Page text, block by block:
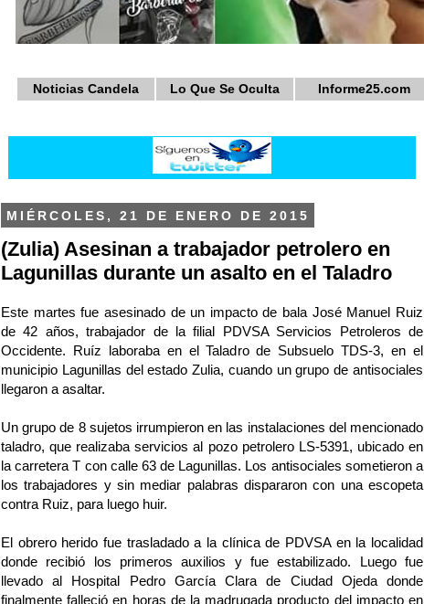
Noticias Candela Lo Que Se Oculta Informe25.com
MIÉRCOLES, 21 DE ENERO DE 2015
(Zulia) Asesinan a trabajador petrolero en
Lagunillas durante un asalto en el Taladro
Este martes fue asesinado de un impacto de bala José Manuel Ruiz
de 42 años, trabajador de la filial PDVSA Servicios Petroleros de
Occidente. Ruíz laboraba en el Taladro de Subsuelo TDS-3, en el
municipio Lagunillas del estado Zulia, cuando un grupo de antisociales
llegaron a asaltar.
Un grupo de 8 sujetos irrumpieron en las instalaciones del mencionado
taladro, que realizaba servicios al pozo petrolero LS-5391, ubicado en
la carretera T con calle 63 de Lagunillas. Los antisociales sometieron a
los trabajadores y sin mediar palabras dispararon con una escopeta
contra Ruiz, para luego huir.
El obrero herido fue trasladado a la clínica de PDVSA en la localidad
donde recibió los primeros auxilios y fue estabilizado. Luego fue
llevado al Hospital Pedro García Clara de Ciudad Ojeda donde
finalmente falleció en horas de la madrugada producto del impacto en